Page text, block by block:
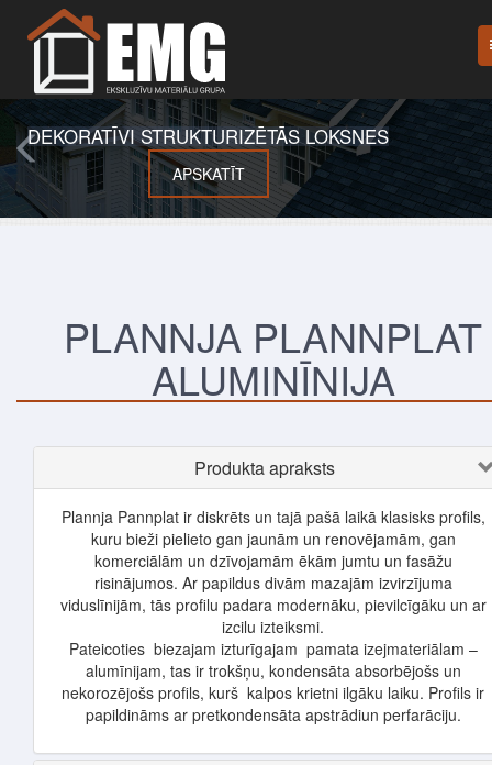
DEKORATĪVI STRUKTURIZĒTĀS LOKSNES
APSKATĪT
PLANNJA PLANNPLAT
ALUMINĪNIJA
Produkta apraksts
Plannja Pannplat ir diskrēts un tajā pašā laikā klasisks profils,
kuru bieži pielieto gan jaunām un renovējamām, gan
komerciālām un dzīvojamām ēkām jumtu un fasāžu
risinājumos. Ar papildus divām mazajām izvirzījuma
viduslīnijām, tās profilu padara modernāku, pievilcīgāku un ar
izcilu izteiksmi.
Pateicoties biezajam izturīgajam pamata izejmateriālam –
alumīnijam, tas ir trokšņu, kondensāta absorbējošs un
nekorozējošs profils, kurš kalpos krietni ilgāku laiku. Profils ir
papildināms ar pretkondensāta apstrādiun perfarāciju.